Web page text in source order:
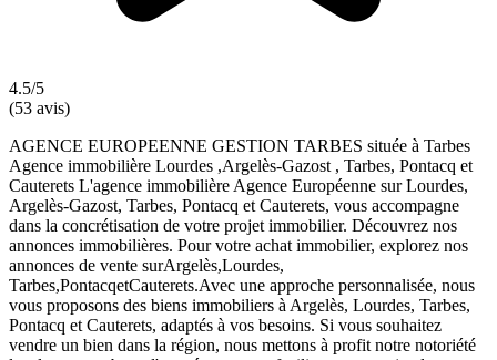
4.5/5
(53 avis)
AGENCE EUROPEENNE GESTION TARBES située à Tarbes
Agence immobilière Lourdes ,Argelès-Gazost , Tarbes, Pontacq et
Cauterets L'agence immobilière Agence Européenne sur Lourdes,
Argelès-Gazost, Tarbes, Pontacq et Cauterets, vous accompagne
dans la concrétisation de votre projet immobilier. Découvrez nos
annonces immobilières. Pour votre achat immobilier, explorez nos
annonces de vente surArgelès,Lourdes,
Tarbes,PontacqetCauterets.Avec une approche personnalisée, nous
vous proposons des biens immobiliers à Argelès, Lourdes, Tarbes,
Pontacq et Cauterets, adaptés à vos besoins. Si vous souhaitez
vendre un bien dans la région, nous mettons à profit notre notoriété